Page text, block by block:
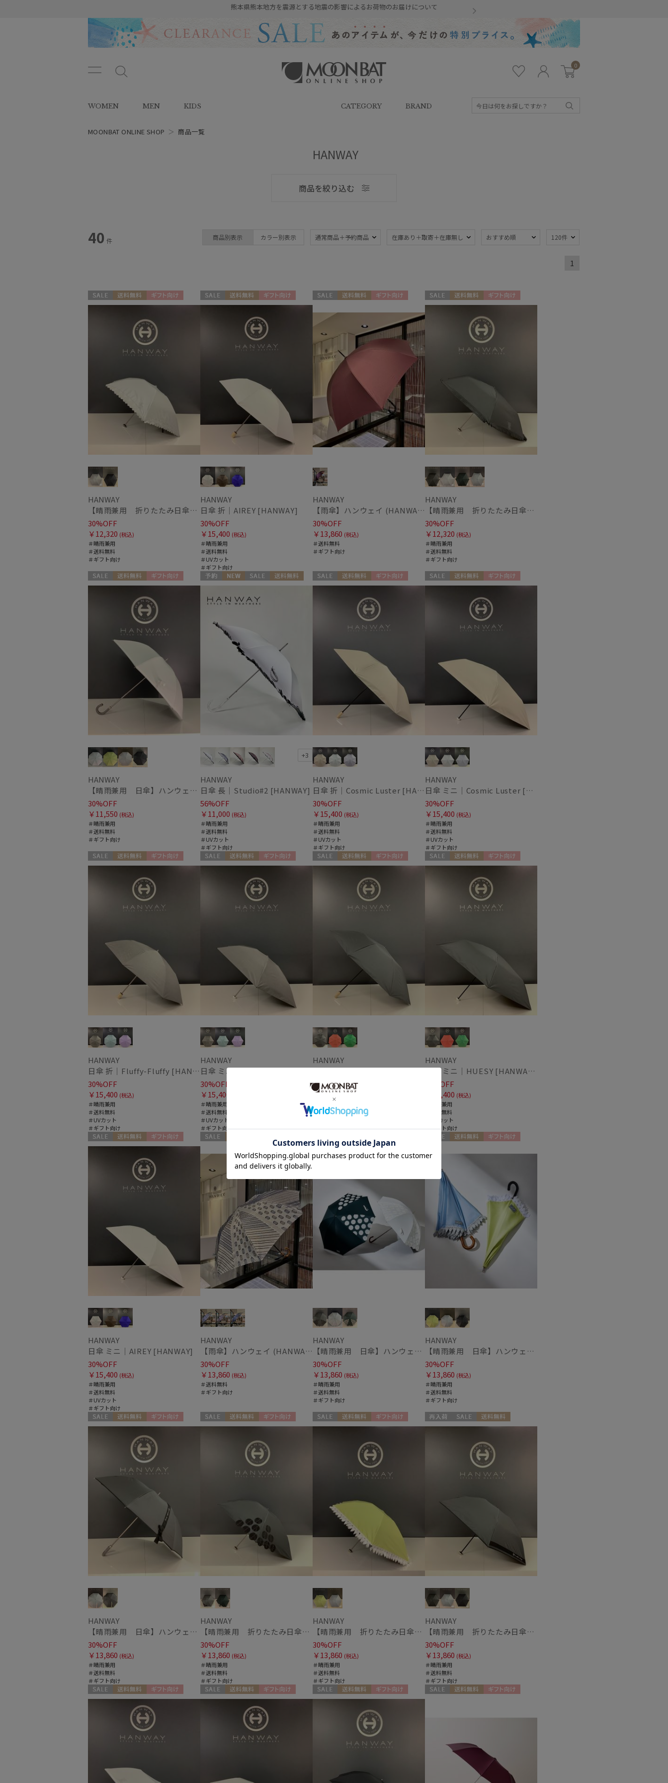
熊本県熊本地方を震源とする地震の影響によるお荷物のお届けについて
ン
ュ
ー
タ
SHOP（ムーンバットオンラインシ
イ
ン
0
WOMEN MEN KIDS CATEGORY BRAND
MOONBAT ONLINE SHOP ＞ 商品一覧
HANWAY
商品を絞り込む
スタイル
日傘(26)
レインアイテム
ブランド
estaa
FURLA
フルラ
Fuwacool®
グレイシー
HANWAY
ハンウェイ
LANVIN en Bleu
ランバン オン ブルー
MACKINTOSH
PHILOSOPHY
MAGICAL TECH
マジカルテック
ミラ・ショーン
ミラクルテック
PAUL&JOE ACCESSOIRES
ポールアンドジョー アクセソワ
POLO RALPH LAUREN
ポロ ラルフ ローレン
urawaza
ウラワザ
一級遮光(8) UV(9) 暑さ対策
(25) 親骨：～50cm
親骨：56～
ギフトにおすす
日本製(8)
ギフトにおすす
価格・割引率
価格 (円)
～
在庫表示
在庫あり
セール
入荷状況
予約
もうすぐ
新着
再入荷
40 件 商品別表示 カラー別表示 通常商品＋予約商品 在庫あり＋取寄＋在庫無し おすすめ順 120件
1
セール 送料無料
ギフト向け
HANWAY
【晴雨兼用 折りたたみ日傘】ハンウェイ（ＨＡＮＷＡＹ）Lace（レース）
30%OFF
￥12,320 (税込)
＃晴雨兼用
＃送料無料
＃ギフト向け
セール 送料無料
ギフト向け
HANWAY
日傘 折｜AIREY [HANWAY]
30%OFF
￥15,400 (税込)
＃晴雨兼用
＃送料無料
＃UVカット
＃ギフト向け
WOMEN
HANWAY
【雨傘】ハンウェイ (HANWAY) 日本製
30%OFF
￥13,860 (税込)
＃送料無料
＃ギフト向け
セール 送料無料
ギフト向け
HANWAY
【晴雨兼用 折りたたみ日傘】ハンウェイ（ＨＡＮＷＡＹ）Eyelashes frill（アイラッシュ・フリル）
30%OFF
￥12,320 (税込)
＃晴雨兼用
＃送料無料
＃ギフト向け
セール 送料無料
ギフト向け
HANWAY
【晴雨兼用 日傘】ハンウェイ（ＨＡＮＷＡＹ）Liner ribbon（ライナー・リボン)
30%OFF
￥11,550 (税込)
＃晴雨兼用
＃送料無料
＃ギフト向け
NEW
ギフト向け
WOMEN
+3
HANWAY
日傘 長｜Studio#2 [HANWAY]
56%OFF
￥11,000 (税込)
＃晴雨兼用
＃送料無料
＃UVカット
＃ギフト向け
セール 送料無料
ギフト向け
HANWAY
日傘 折｜Cosmic Luster [HANWAY]
30%OFF
￥15,400 (税込)
＃晴雨兼用
＃送料無料
＃UVカット
＃ギフト向け
セール 送料無料
ギフト向け
HANWAY
日傘 ミニ｜Cosmic Luster [HANWAY]
30%OFF
￥15,400 (税込)
＃晴雨兼用
＃送料無料
＃UVカット
＃ギフト向け
セール 送料無料
ギフト向け
HANWAY
日傘 折｜Fluffy-Fluffy [HANWAY]
30%OFF
￥15,400 (税込)
＃晴雨兼用
＃送料無料
＃UVカット
＃ギフト向け
セール 送料無料
ギフト向け
HANWAY
日傘 ミニ｜Fluffy-Fluffy [HANWAY]
30%OFF
￥15,400
＃晴雨兼用
＃送料無料
＃UVカット
＃ギフト向け
セール 送料無料
ギフト向け
HANWAY
日傘 折｜HUESY [HANWAY]
30%OFF
￥15,400 (税込)
＃晴雨兼用
＃送料無料
＃ギフト向け
セール 送料無料
ギフト向け
HANWAY
日傘 ミニ｜HUESY [HANWAY] @yucca.mmm様ご紹介アイテム
30%OFF
￥15,400 (税込)
＃晴雨兼用
＃送料無料
＃UVカット
＃ギフト向け
セール 送料無料
ギフト向け
HANWAY
日傘 ミニ｜AIREY [HANWAY]
30%OFF
￥15,400 (税込)
＃晴雨兼用
＃送料無料
＃UVカット
＃ギフト向け
ギフト向け
WOMEN
HANWAY
【雨傘】ハンウェイ (HANWAY) 日本製
30%OFF
￥13,860 (税込)
＃送料無料
＃ギフト向け
セール 送料無料
ギフト向け
WOMEN
HANWAY
【晴雨兼用 日傘】ハンウェイ（ＨＡＮＷＡＹ）Angela（アンジェラ）
30%OFF
￥13,860 (税込)
＃晴雨兼用
＃送料無料
＃ギフト向け
WOMEN
HANWAY
【晴雨兼用 日傘】ハンウェイ（ＨＡＮＷＡＹ）Emma（エマ）
30%OFF
￥13,860 (税込)
＃晴雨兼用
＃送料無料
＃ギフト向け
セール 送料無料
ギフト向け
HANWAY
【晴雨兼用 日傘】ハンウェイ（ＨＡＮＷＡＹ）Margot（マーゴット）
30%OFF
￥13,860 (税込)
＃晴雨兼用
＃送料無料
＃ギフト向け
セール 送料無料
ギフト向け
HANWAY
【晴雨兼用 折りたたみ日傘】ハンウェイ（ＨＡＮＷＡＹ）Angela（アンジェラ）
30%OFF
￥13,860 (税込)
＃晴雨兼用
＃送料無料
＃ギフト向け
セール 送料無料
ギフト向け
HANWAY
【晴雨兼用 折りたたみ日傘】ハンウェイ（ＨＡＮＷＡＹ）Emma（エマ）
30%OFF
￥13,860 (税込)
＃晴雨兼用
＃送料無料
＃ギフト向け
再入荷 セール 送料無料
HANWAY
【晴雨兼用 折りたたみ日傘】ハンウェイ（ＨＡＮＷＡＹ）Margot（マーゴット）
30%OFF
￥13,860 (税込)
＃晴雨兼用
＃送料無料
＃ギフト向け
セール 送料無料
ギフト向け
セール 送料無料
ギフト向け
セール 送料無料
ギフト向け